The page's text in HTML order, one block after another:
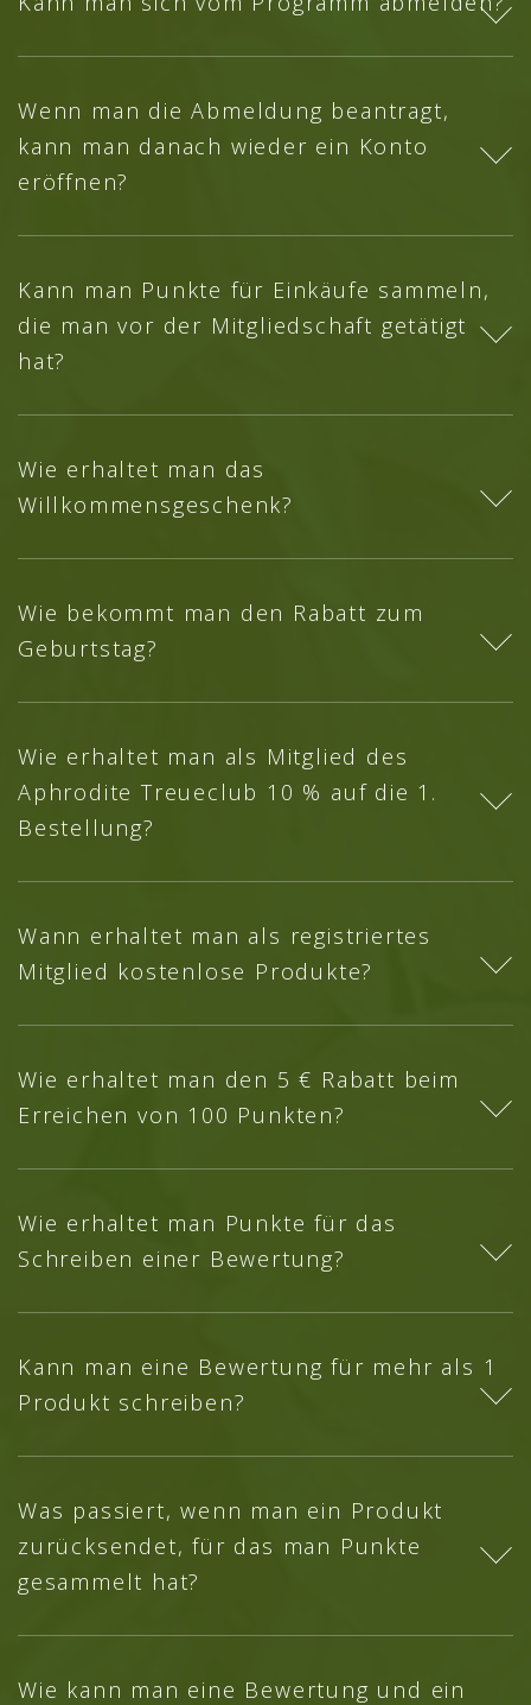
Wenn man die Abmeldung beantragt,
kann man danach wieder ein Konto
eröffnen?
Kann man Punkte für Einkäufe sammeln,
die man vor der Mitgliedschaft getätigt
hat?
Wie erhaltet man das
Willkommensgeschenk?
Wie bekommt man den Rabatt zum
Geburtstag?
Wie erhaltet man als Mitglied des
Aphrodite Treueclub 10 % auf die 1.
Bestellung?
Wann erhaltet man als registriertes
Mitglied kostenlose Produkte?
Wie erhaltet man den 5 € Rabatt beim
Erreichen von 100 Punkten?
Wie erhaltet man Punkte für das
Schreiben einer Bewertung?
Kann man eine Bewertung für mehr als 1
Produkt schreiben?
Was passiert, wenn man ein Produkt
zurücksendet, für das man Punkte
gesammelt hat?
Wie kann man eine Bewertung und ein